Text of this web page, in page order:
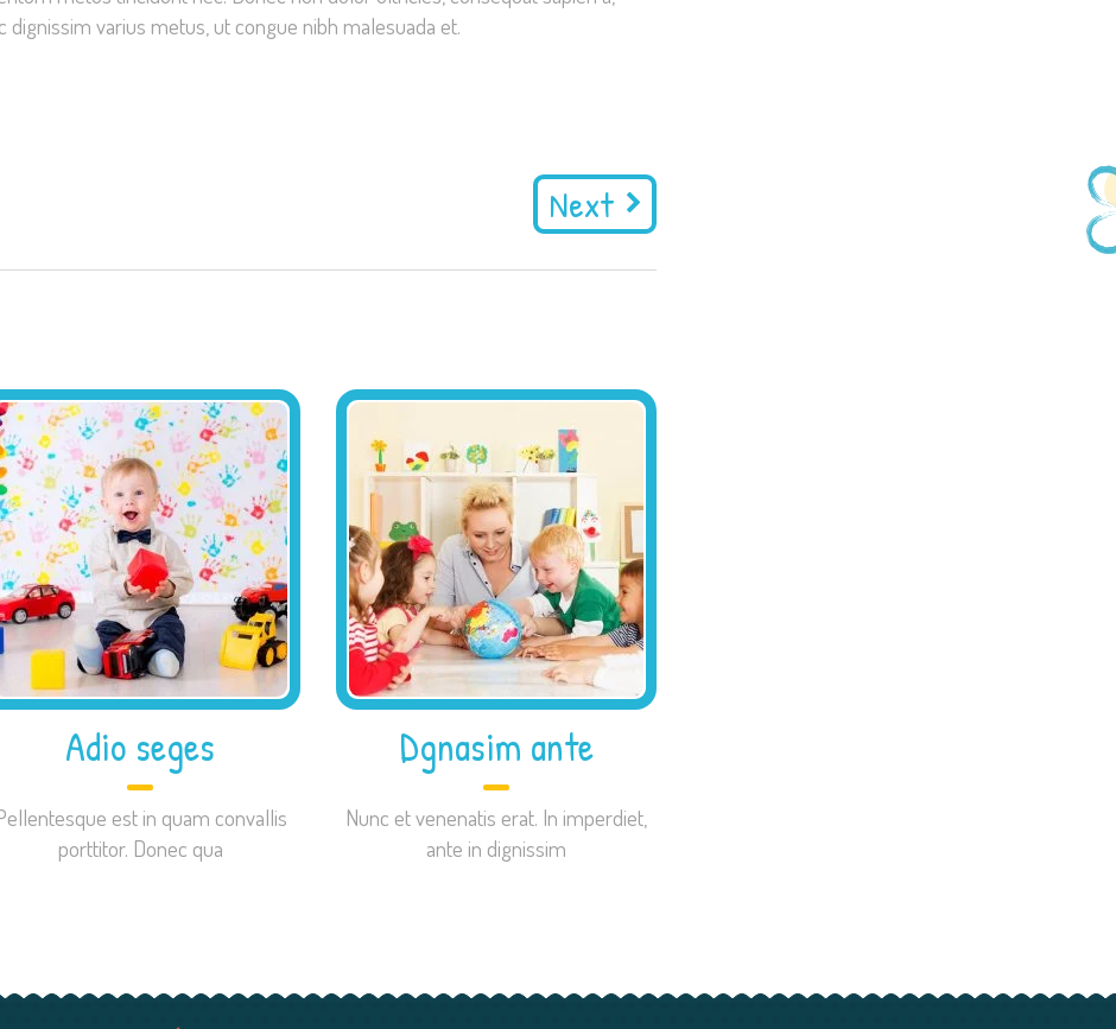
varius metus, ut congue nibh malesuada et.
Next
Adio seges
est in quam convallis
porttitor. Donec qua
Dgnasim ante
Nunc et venenatis erat. In imperdiet,
ante in dignissim